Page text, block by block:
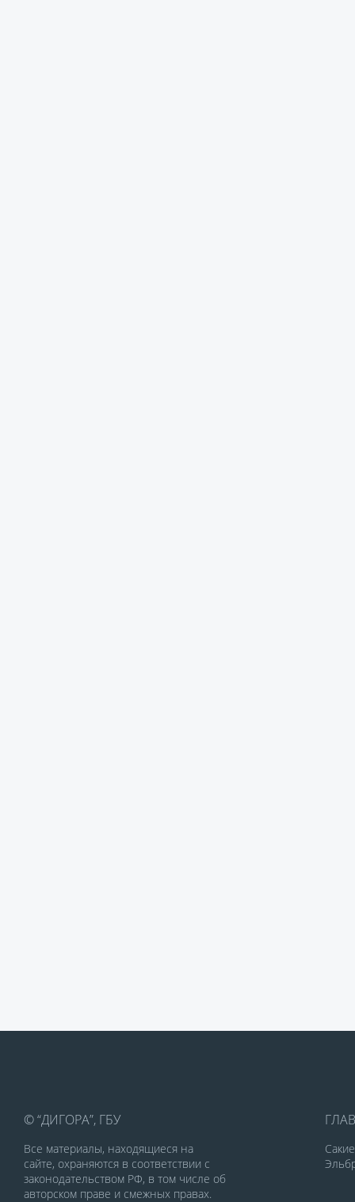
© “ДИГОРА”, ГБУ
Все материалы, находящиеся на
сайте, охраняются в соответствии с
законодательством РФ, в том числе об
авторском праве и смежных правах.